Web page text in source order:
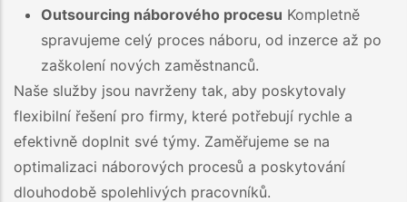
Outsourcing náborového procesu Kompletně
spravujeme celý proces náboru, od inzerce až po
zaškolení nových zaměstnanců.
Naše služby jsou navrženy tak, aby poskytovaly
flexibilní řešení pro firmy, které potřebují rychle a
efektivně doplnit své týmy. Zaměřujeme se na
optimalizaci náborových procesů a poskytování
dlouhodobě spolehlivých pracovníků.